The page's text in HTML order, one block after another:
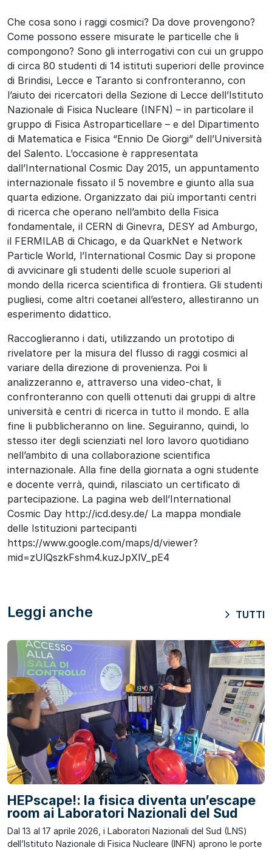
Che cosa sono i raggi cosmici? Da dove provengono?
Come possono essere misurate le particelle che li
compongono? Sono gli interrogativi con cui un gruppo
di circa 80 studenti di 14 istituti superiori delle province
di Brindisi, Lecce e Taranto si confronteranno, con
l’aiuto dei ricercatori della Sezione di Lecce dell’Istituto
Nazionale di Fisica Nucleare (INFN) – in particolare il
gruppo di Fisica Astroparticellare – e del Dipartimento
di Matematica e Fisica “Ennio De Giorgi” dell’Università
del Salento. L’occasione è rappresentata
dall’International Cosmic Day 2015, un appuntamento
internazionale fissato il 5 novembre e giunto alla sua
quarta edizione. Organizzato dai più importanti centri
di ricerca che operano nell’ambito della Fisica
fondamentale, il CERN di Ginevra, DESY ad Amburgo,
il FERMILAB di Chicago, e da QuarkNet e Network
Particle World, l’International Cosmic Day si propone
di avvicinare gli studenti delle scuole superiori al
mondo della ricerca scientifica di frontiera. Gli studenti
pugliesi, come altri coetanei all’estero, allestiranno un
esperimento didattico.
Raccoglieranno i dati, utilizzando un prototipo di
rivelatore per la misura del flusso di raggi cosmici al
variare della direzione di provenienza. Poi li
analizzeranno e, attraverso una video-chat, li
confronteranno con quelli ottenuti dai gruppi di altre
università e centri di ricerca in tutto il mondo. E alla
fine li pubblicheranno on line. Seguiranno, quindi, lo
stesso iter degli scienziati nel loro lavoro quotidiano
nell’ambito di una collaborazione scientifica
internazionale. Alla fine della giornata a ogni studente
e docente verrà, quindi, rilasciato un certificato di
partecipazione. La pagina web dell’International
Cosmic Day http://icd.desy.de/ La mappa mondiale
delle Istituzioni partecipanti
https://www.google.com/maps/d/viewer?
mid=zUlQszkFshm4.kuzJpXlV_pE4
Leggi anche TUTTI
HEPscape!: la fisica diventa un’escape
room ai Laboratori Nazionali del Sud
Dal 13 al 17 aprile 2026, i Laboratori Nazionali del Sud (LNS)
dell’Istituto Nazionale di Fisica Nucleare (INFN) aprono le porte